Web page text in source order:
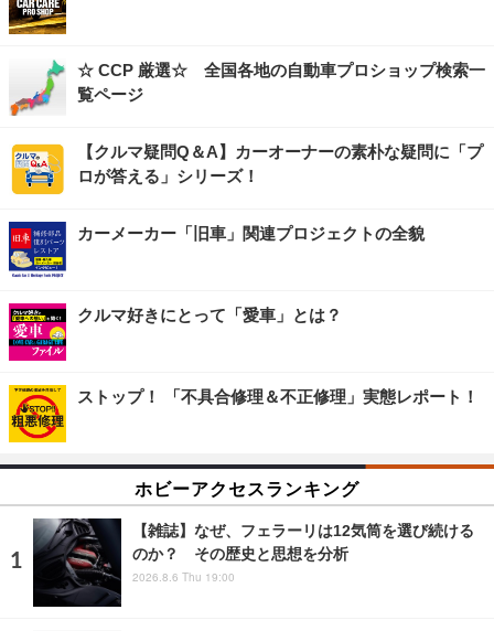
☆ CCP 厳選☆ 全国各地の自動車プロショップ検索一
覧ページ
【クルマ疑問Q＆A】カーオーナーの素朴な疑問に「プ
ロが答える」シリーズ！
カーメーカー「旧車」関連プロジェクトの全貌
クルマ好きにとって「愛車」とは？
ストップ！ 「不具合修理＆不正修理」実態レポート！
ホビーアクセスランキング
【雑誌】なぜ、フェラーリは12気筒を選び続ける
のか？ その歴史と思想を分析
2026.8.6 Thu 19:00